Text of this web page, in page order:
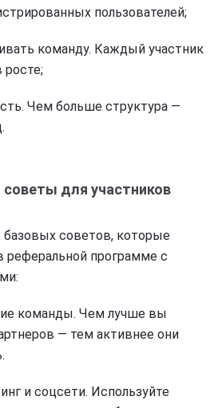
пользователей;
команду. Каждый участник
росте;
Чем больше структура —
для участников
советов, которые
реферальной программе с
команды. Чем лучше вы
— тем активнее они
и соцсети. Используйте